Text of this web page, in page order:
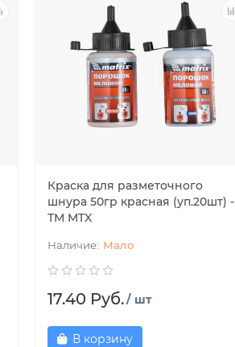
Краска для разметочного
шнура 50гр красная (уп.20шт) -
ТМ MTX
Мало
17.40 Руб./ шт
В корзину